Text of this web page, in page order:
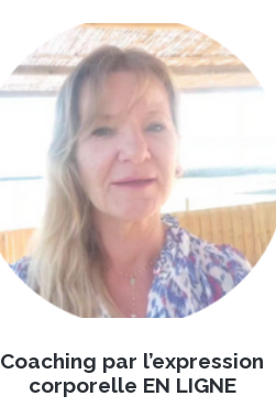
Coaching par l’expression
corporelle EN LIGNE